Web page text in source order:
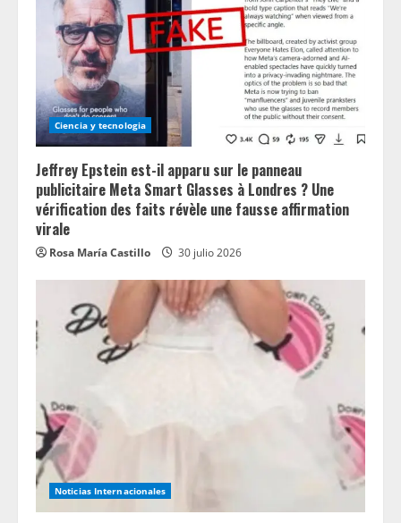
Ciencia y tecnologia
Jeffrey Epstein est-il apparu sur le panneau
publicitaire Meta Smart Glasses à Londres ? Une
vérification des faits révèle une fausse affirmation
virale
Rosa María Castillo 30 julio 2026
Noticias Internacionales